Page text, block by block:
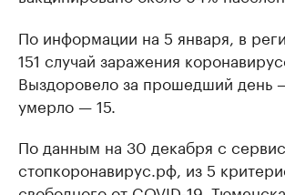
По информации на 5 января, в
151 случай заражения
Выздоровело за прошедший день
умерло — 15.
По данным на 30 декабря с
стопкоронавирус.рф, из 5